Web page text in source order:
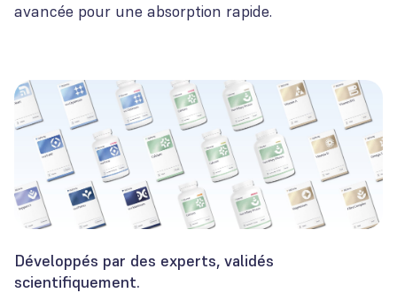
avancée pour une absorption rapide.
Développés par des experts, validés
scientifiquement.